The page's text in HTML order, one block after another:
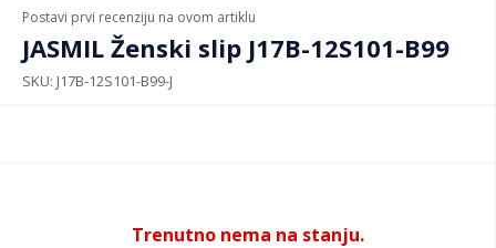
Postavi prvi recenziju na ovom artiklu
JASMIL Ženski slip J17B-12S101-B99
SKU J17B-12S101-B99-J
Trenutno nema na stanju.